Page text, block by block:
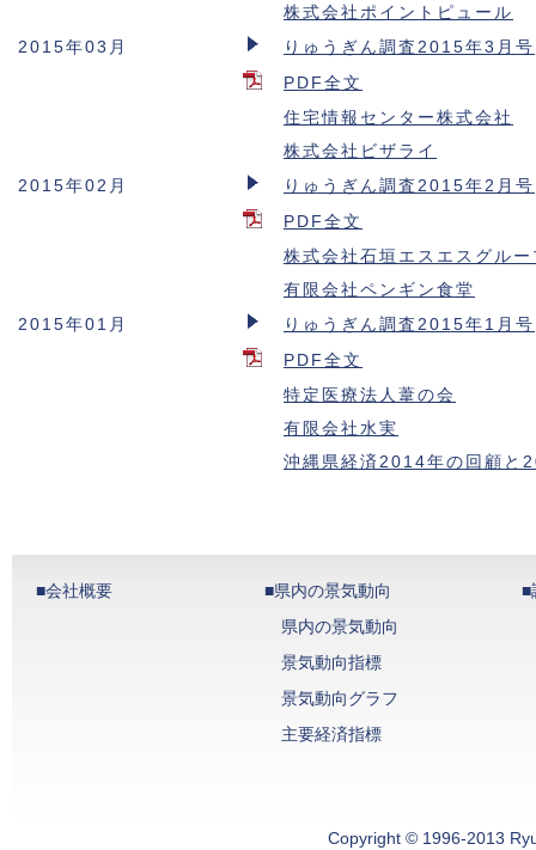
株式会社ポイントピュール
2015年03月
りゅうぎん調査2015年3月号
PDF全文
住宅情報センター株式会社
株式会社ビザライ
2015年02月
りゅうぎん調査2015年2月号
PDF全文
株式会社石垣エスエスグルー
有限会社ペンギン食堂
2015年01月
りゅうぎん調査2015年1月号
PDF全文
特定医療法人葦の会
有限会社水実
沖縄県経済2014年の回顧と
■会社概要
■県内の景気動向
県内の景気動向
景気動向指標
景気動向グラフ
主要経済指標
■
Copyright © 1996-2013